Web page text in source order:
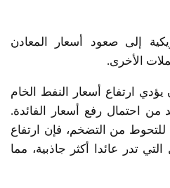
إلى صعود أسعار المعادن
الأخرى.
ارتفاع أسعار النفط الخام
من احتمال رفع أسعار الفائدة.
‌من التضخم، فإن ارتفاع
تدر عائدا أكثر جاذبية، مما